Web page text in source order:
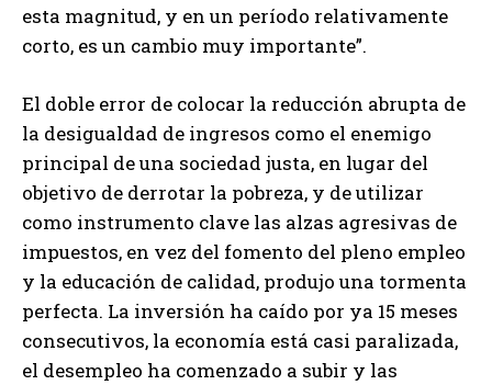
esta magnitud, y en un período relativamente
corto, es un cambio muy importante”.
El doble error de colocar la reducción abrupta de
la desigualdad de ingresos como el enemigo
principal de una sociedad justa, en lugar del
objetivo de derrotar la pobreza, y de utilizar
como instrumento clave las alzas agresivas de
impuestos, en vez del fomento del pleno empleo
y la educación de calidad, produjo una tormenta
perfecta. La inversión ha caído por ya 15 meses
consecutivos, la economía está casi paralizada,
el desempleo ha comenzado a subir y las